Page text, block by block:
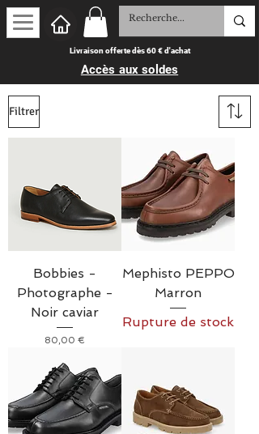
Livraison offerte dès 60 € d'achat
Accès aux soldes
Filtrer
Bobbies -
Photographe -
Noir caviar
Prix
80,00 €
Mephisto PEPPO
Marron
Rupture de stock